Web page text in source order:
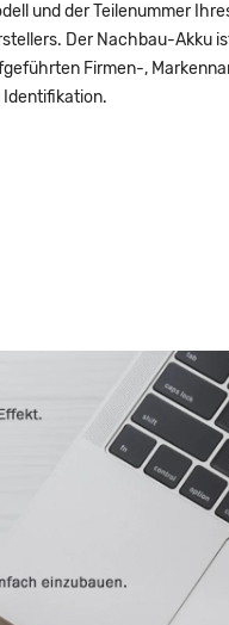
und der Teilenummer
Der Nachbau-Akku
Firmen-,
Identifikation.